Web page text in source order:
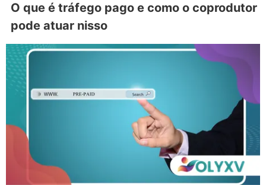
O que é tráfego pago e como o coprodutor
pode atuar nisso